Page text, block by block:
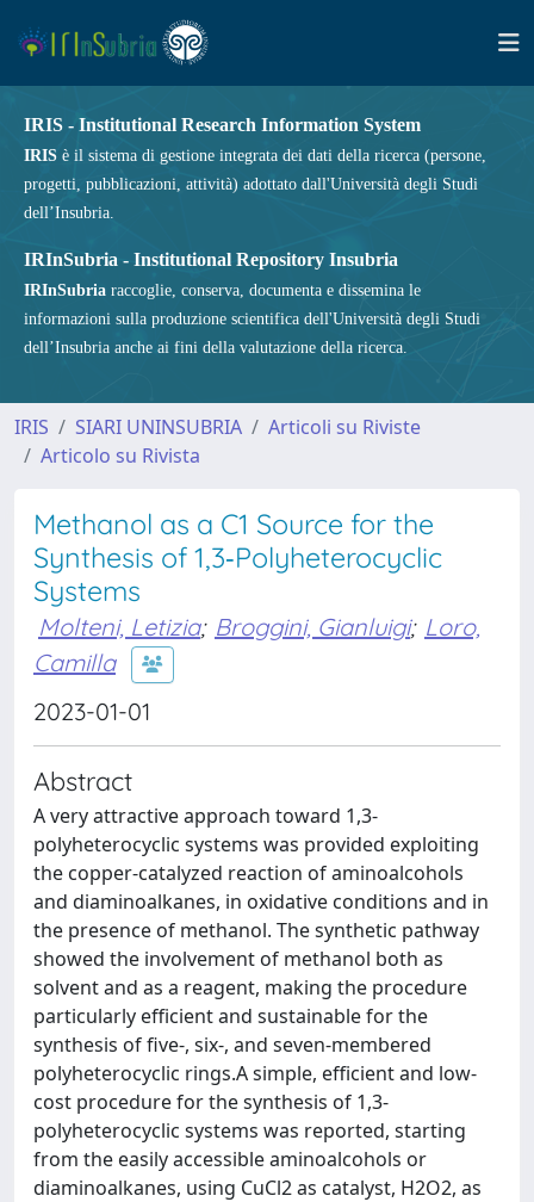
IRIS - Institutional Research Information System
IRIS è il sistema di gestione integrata dei dati della ricerca (persone,
progetti, pubblicazioni, attività) adottato dall'Università degli Studi
dell’Insubria.
IRInSubria - Institutional Repository Insubria
IRInSubria raccoglie, conserva, documenta e dissemina le
informazioni sulla produzione scientifica dell'Università degli Studi
dell’Insubria anche ai fini della valutazione della ricerca.
IRIS SIARI UNINSUBRIA
Articoli su Riviste
Articolo su Rivista
Methanol as a C1 Source for the
Synthesis of 1,3‐Polyheterocyclic
Systems
Molteni, Letizia; Broggini, Gianluigi; Loro,
Camilla
2023-01-01
Abstract
A very attractive approach toward 1,3-
polyheterocyclic systems was provided exploiting
the copper-catalyzed reaction of aminoalcohols
and diaminoalkanes, in oxidative conditions and in
the presence of methanol. The synthetic pathway
showed the involvement of methanol both as
solvent and as a reagent, making the procedure
particularly efficient and sustainable for the
synthesis of five-, six-, and seven-membered
polyheterocyclic rings.A simple, efficient and low-
cost procedure for the synthesis of 1,3-
polyheterocyclic systems was reported, starting
from the easily accessible aminoalcohols or
diaminoalkanes, using CuCl2 as catalyst, H2O2, as